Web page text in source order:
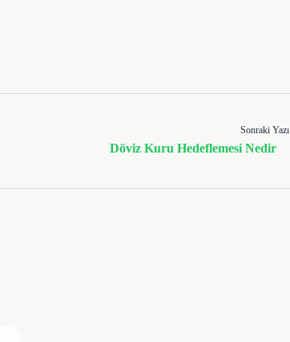
Sonraki Yazı
Döviz Kuru Hedeflemesi Nedir